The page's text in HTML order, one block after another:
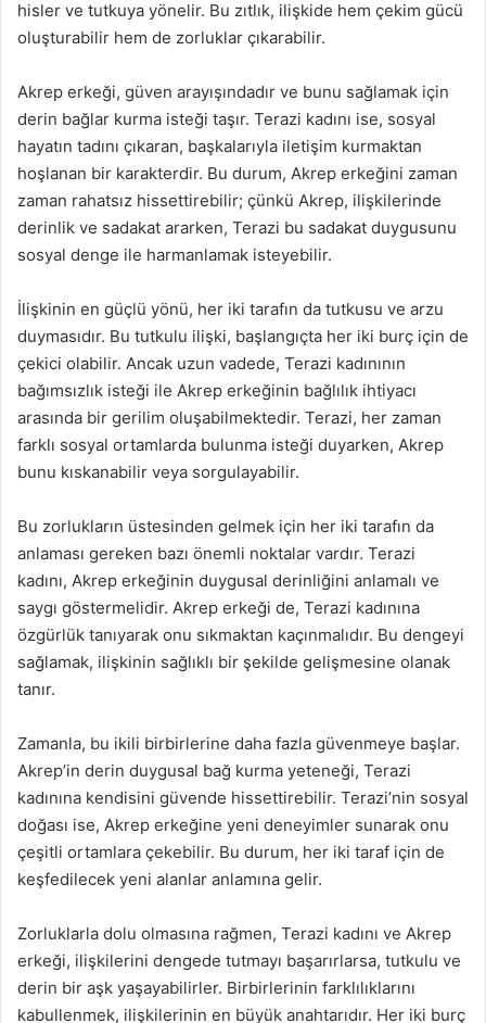
hisler ve tutkuya yönelir. Bu zıtlık, ilişkide hem çekim gücü
oluşturabilir hem de zorluklar çıkarabilir.
Akrep erkeği, güven arayışındadır ve bunu sağlamak için
derin bağlar kurma isteği taşır. Terazi kadını ise, sosyal
hayatın tadını çıkaran, başkalarıyla iletişim kurmaktan
hoşlanan bir karakterdir. Bu durum, Akrep erkeğini zaman
zaman rahatsız hissettirebilir; çünkü Akrep, ilişkilerinde
derinlik ve sadakat ararken, Terazi bu sadakat duygusunu
sosyal denge ile harmanlamak isteyebilir.
İlişkinin en güçlü yönü, her iki tarafın da tutkusu ve arzu
duymasıdır. Bu tutkulu ilişki, başlangıçta her iki burç için de
çekici olabilir. Ancak uzun vadede, Terazi kadınının
bağımsızlık isteği ile Akrep erkeğinin bağlılık ihtiyacı
arasında bir gerilim oluşabilmektedir. Terazi, her zaman
farklı sosyal ortamlarda bulunma isteği duyarken, Akrep
bunu kıskanabilir veya sorgulayabilir.
Bu zorlukların üstesinden gelmek için her iki tarafın da
anlaması gereken bazı önemli noktalar vardır. Terazi
kadını, Akrep erkeğinin duygusal derinliğini anlamalı ve
saygı göstermelidir. Akrep erkeği de, Terazi kadınına
özgürlük tanıyarak onu sıkmaktan kaçınmalıdır. Bu dengeyi
sağlamak, ilişkinin sağlıklı bir şekilde gelişmesine olanak
tanır.
Zamanla, bu ikili birbirlerine daha fazla güvenmeye başlar.
Akrep’in derin duygusal bağ kurma yeteneği, Terazi
kadınına kendisini güvende hissettirebilir. Terazi’nin sosyal
doğası ise, Akrep erkeğine yeni deneyimler sunarak onu
çeşitli ortamlara çekebilir. Bu durum, her iki taraf için de
keşfedilecek yeni alanlar anlamına gelir.
Zorluklarla dolu olmasına rağmen, Terazi kadını ve Akrep
erkeği, ilişkilerini dengede tutmayı başarırlarsa, tutkulu ve
derin bir aşk yaşayabilirler. Birbirlerinin farklılıklarını
kabullenmek, ilişkilerinin en büyük anahtarıdır. Her iki burç